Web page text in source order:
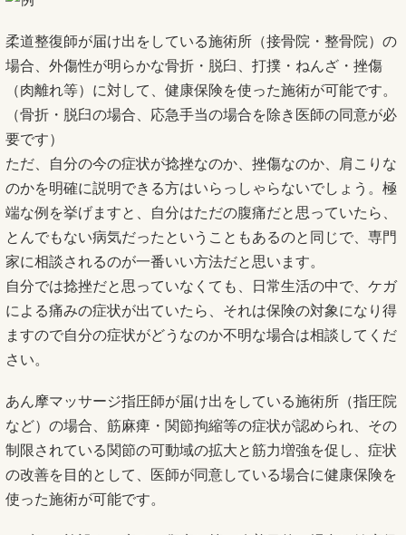
柔道整復師が届け出をしている施術所（接骨院・整骨院）の
場合、外傷性が明らかな骨折・脱臼、打撲・ねんざ・挫傷
（肉離れ等）に対して、健康保険を使った施術が可能です。
（骨折・脱臼の場合、応急手当の場合を除き医師の同意が必
要です）
ただ、自分の今の症状が捻挫なのか、挫傷なのか、肩こりな
のかを明確に説明できる方はいらっしゃらないでしょう。極
端な例を挙げますと、自分はただの腹痛だと思っていたら、
とんでもない病気だったということもあるのと同じで、専門
家に相談されるのが一番いい方法だと思います。
自分では捻挫だと思っていなくても、日常生活の中で、ケガ
による痛みの症状が出ていたら、それは保険の対象になり得
ますので自分の症状がどうなのか不明な場合は相談してくだ
さい。
あん摩マッサージ指圧師が届け出をしている施術所（指圧院
など）の場合、筋麻痺・関節拘縮等の症状が認められ、その
制限されている関節の可動域の拡大と筋力増強を促し、症状
の改善を目的として、医師が同意している場合に健康保険を
使った施術が可能です。